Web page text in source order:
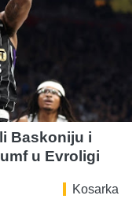
Baskoniju i
u Evroligi
Kosarka